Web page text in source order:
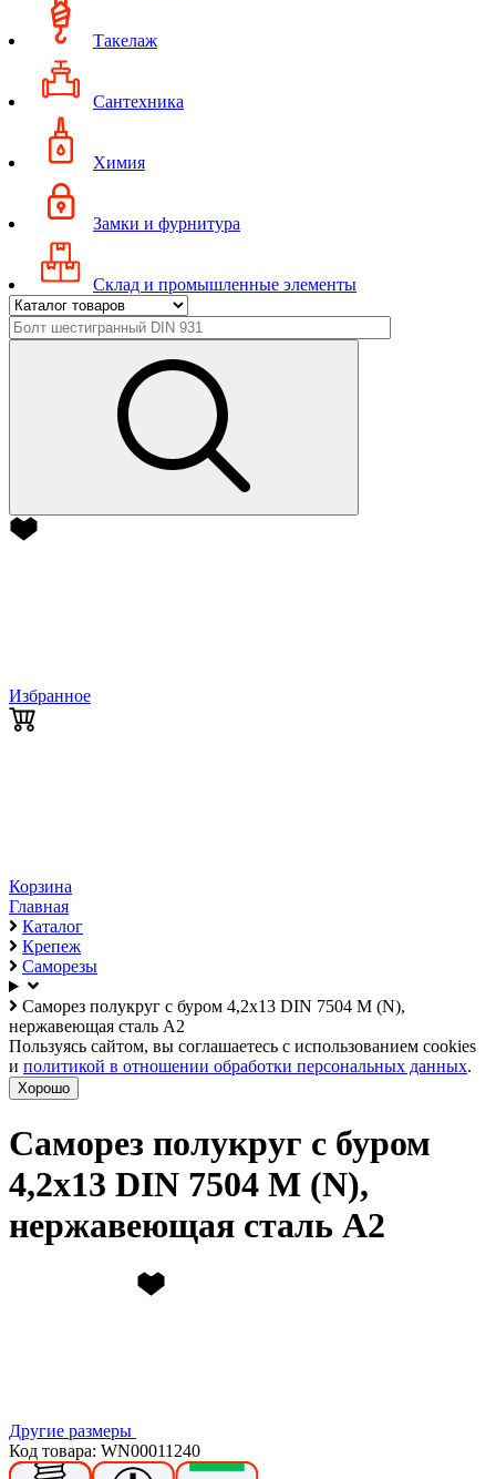
Такелаж
Сантехника
Химия
Замки и фурнитура
Склад и промышленные элементы
Избранное
Корзина
Главная
Каталог
Крепеж
Саморезы
Саморез полукруг с буром 4,2х13 DIN 7504 M (N),
нержавеющая сталь А2
Пользуясь сайтом, вы соглашаетесь с использованием cookies
и политикой в отношении обработки персональных данных.
Хорошо
Саморез полукруг с буром
4,2х13 DIN 7504 M (N),
нержавеющая сталь А2
Другие размеры
Код товара: WN00011240